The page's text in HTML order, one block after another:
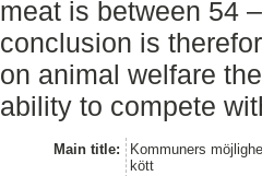
meat is between 54
conclusion is
on animal welfare
ability to compete
Main title:
Kommuners
kött